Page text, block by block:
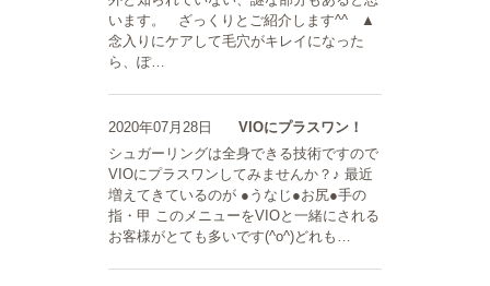
います。 ざっくりとご紹介します^^ ▲
念入りにケアして毛穴がキレイになった
ら、ぽ…
2020年07月28日
VIOにプラスワン！
シュガーリングは全身できる技術ですので
VIOにプラスワンしてみませんか？♪ 最近
増えてきているのが ●うなじ●お尻●手の
指・甲 このメニューをVIOと一緒にされる
お客様がとても多いです(^o^)どれも…